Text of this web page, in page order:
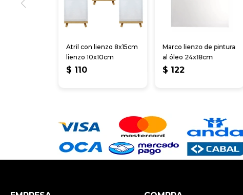
Atril con lienzo 8x15cm
lienzo 10x10cm
$ 110
Marco lienzo de pintura
al óleo 24x18cm
$ 122